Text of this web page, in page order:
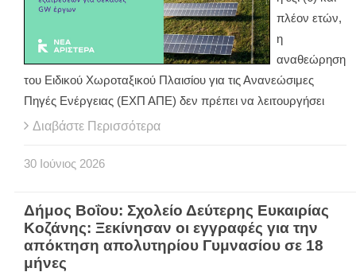
πλέον ετών,
η
αναθεώρηση
του Ειδικού Χωροταξικού Πλαισίου για τις Ανανεώσιμες
Πηγές Ενέργειας (ΕΧΠ ΑΠΕ) δεν πρέπει να λειτουργήσει
Διαβάστε Περισσότερα
30 Ιούνιος 2026
Δήμος Βοΐου: Σχολείο Δεύτερης Ευκαιρίας
Κοζάνης: Ξεκίνησαν οι εγγραφές για την
απόκτηση απολυτηρίου Γυμνασίου σε 18
μήνες